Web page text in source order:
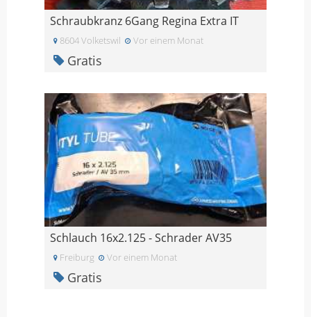
Schraubkranz 6Gang Regina Extra IT
8604 Volketswil Vor einem Monat
Gratis
Schlauch 16x2.125 - Schrader AV35
Freiburg Vor einem Monat
Gratis